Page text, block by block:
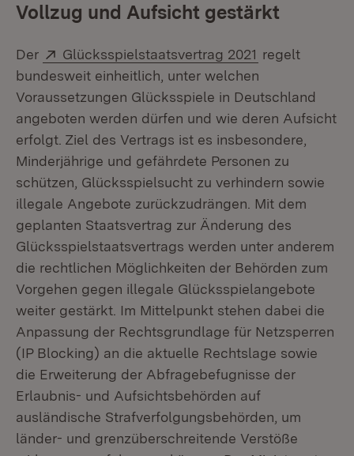
Vollzug und Aufsicht gestärkt
Der Extern:
Glücksspielstaatsvertrag 2021 (Öffnet in
regelt
bundesweit einheitlich, unter welchen
Voraussetzungen Glücksspiele in Deutschland
angeboten werden dürfen und wie deren Aufsicht
erfolgt. Ziel des Vertrags ist es insbesondere,
Minderjährige und gefährdete Personen zu
schützen, Glücksspielsucht zu verhindern sowie
illegale Angebote zurückzudrängen. Mit dem
geplanten Staatsvertrag zur Änderung des
Glücksspielstaatsvertrags werden unter anderem
die rechtlichen Möglichkeiten der Behörden zum
Vorgehen gegen illegale Glücksspielangebote
weiter gestärkt. Im Mittelpunkt stehen dabei die
Anpassung der Rechtsgrundlage für Netzsperren
(IP Blocking) an die aktuelle Rechtslage sowie
die Erweiterung der Abfragebefugnisse der
Erlaubnis- und Aufsichtsbehörden auf
ausländische Strafverfolgungsbehörden, um
länder- und grenzüberschreitende Verstöße